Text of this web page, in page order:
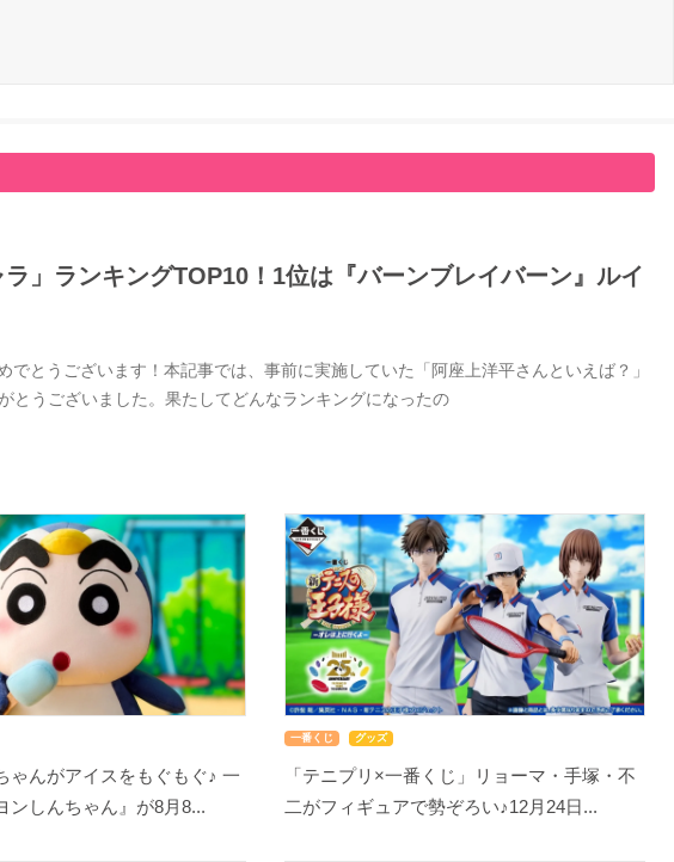
」ランキングTOP10！1位は『バーンブレイバーン』ルイ
とうございます！本記事では、事前に実施していた「阿座上洋平さんといえば？」
とうございました。果たしてどんなランキングになったの
ゃんがアイスをもぐもぐ♪ 一
ンしんちゃん』が8月8...
一番くじ グッズ
「テニプリ×一番くじ」リョーマ・手塚・不
二がフィギュアで勢ぞろい♪12月24日...